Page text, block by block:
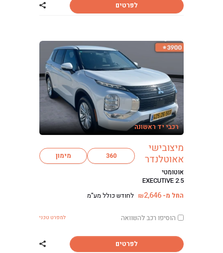
לפרטים שתף רכב
רכבי יד ראשונה
מיצובישי
אאוטלנדר
אוטומטי
EXECUTIVE 2.5
360 מימון
החל מ- ₪2,646 לחודש כולל מע"מ
הוסיפו רכב להשוואה למפרט טכני
לפרטים שתף רכב